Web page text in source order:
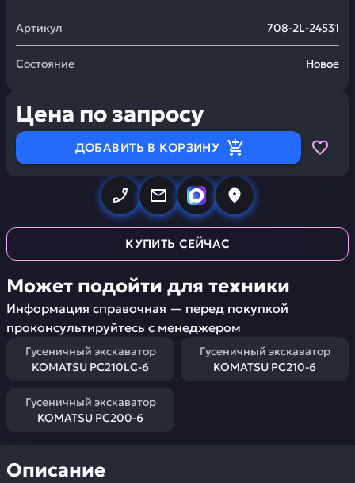
Артикул 708-2L-24531
Состояние Новое
Цена по запросу
ДОБАВИТЬ В КОРЗИНУ
КУПИТЬ СЕЙЧАС
Может подойти для техники
Информация справочная — перед покупкой
проконсультируйтесь с менеджером
Гусеничный экскаватор
KOMATSU PC210LC-6
Гусеничный экскаватор
KOMATSU PC210-6
Гусеничный экскаватор
KOMATSU PC200-6
Описание